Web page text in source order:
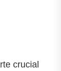
crucial